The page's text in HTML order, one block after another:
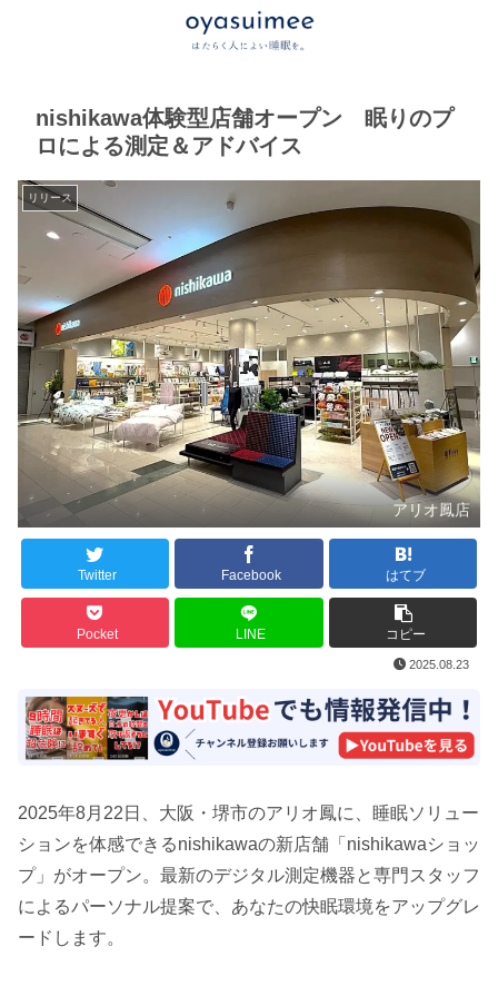
nishikawa体験型店舗オープン 眠りのプ
ロによる測定＆アドバイス
リリース
アリオ鳳店
Twitter Facebook はてブ
Pocket LINE コピー
2025.08.23
2025年8月22日、大阪・堺市のアリオ鳳に、睡眠ソリュー
ションを体感できるnishikawaの新店舗「nishikawaショッ
プ」がオープン。最新のデジタル測定機器と専門スタッフ
によるパーソナル提案で、あなたの快眠環境をアップグレ
ードします。